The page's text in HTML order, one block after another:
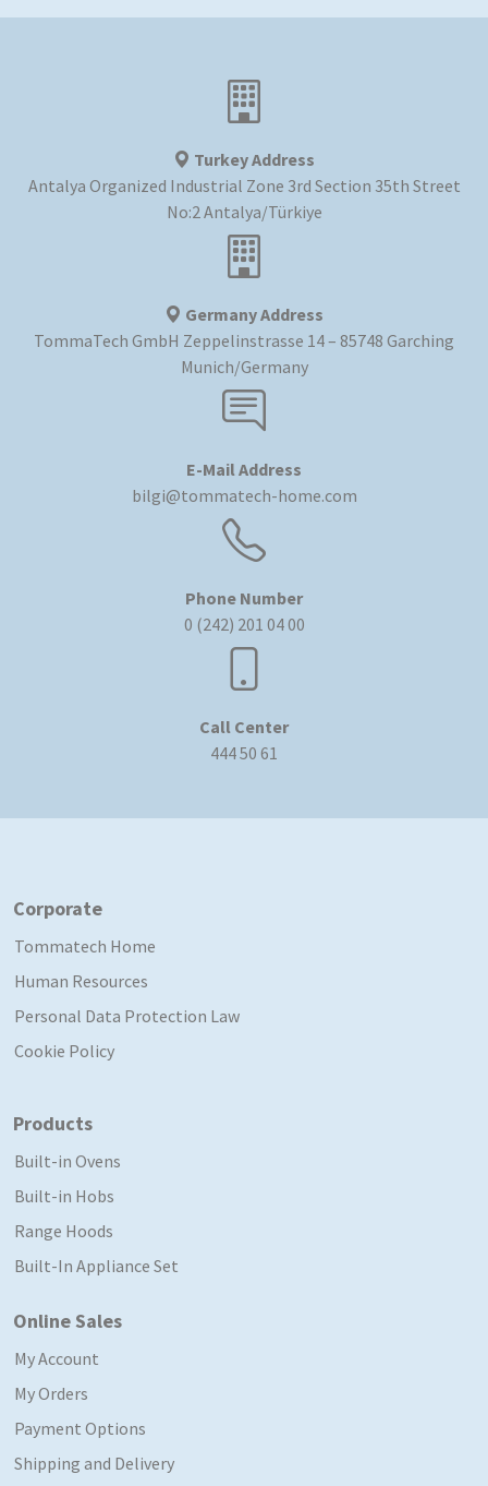
Turkey Address
Antalya Organized Industrial Zone 3rd Section 35th Street
No:2 Antalya/Türkiye
Germany Address
TommaTech GmbH Zeppelinstrasse 14 – 85748 Garching
Munich/Germany
E-Mail Address
bilgi@tommatech-home.com
Phone Number
0 (242) 201 04 00
Call Center
444 50 61
Corporate
Tommatech Home
Human Resources
Personal Data Protection Law
Cookie Policy
Products
Built-in Ovens
Built-in Hobs
Range Hoods
Built-In Appliance Set
Online Sales
My Account
My Orders
Payment Options
Shipping and Delivery